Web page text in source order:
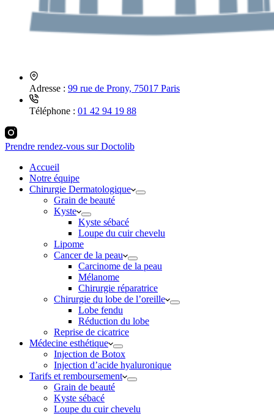
Adresse : 99 rue de Prony, 75017 Paris
Téléphone : 01 42 94 19 88
Prendre rendez-vous sur Doctolib
Accueil
Notre équipe
Chirurgie Dermatologique
Grain de beauté
Kyste
Kyste sébacé
Loupe du cuir chevelu
Lipome
Cancer de la peau
Carcinome de la peau
Mélanome
Chirurgie réparatrice
Chirurgie du lobe de l’oreille
Lobe fendu
Réduction du lobe
Reprise de cicatrice
Médecine esthétique
Injection de Botox
Injection d’acide hyaluronique
Tarifs et remboursement
Grain de beauté
Kyste sébacé
Loupe du cuir chevelu